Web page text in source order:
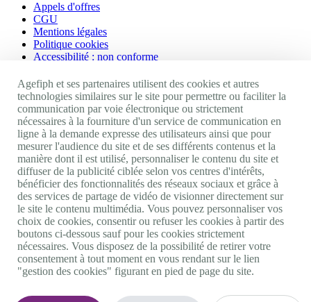
Appels d'offres
CGU
Mentions légales
Politique cookies
Accessibilité : non conforme
Nos autres sites
Site portail Agefiph
Activateur de progrès
Handinnov
Innovation et recherche
Université du RRH
Service AppuiPro
Nous suivre
Youtube
Linkedin
Facebook
Twitter
0 800 11 10 09Services & appel gratuitsDe 9h à 18h.
Agefiph et ses partenaires utilisent des cookies et autres
technologies similaires sur le site pour permettre ou faciliter la
communication par voie électronique ou strictement
nécessaires à la fourniture d'un service de communication en
ligne à la demande expresse des utilisateurs ainsi que pour
mesurer l'audience du site et de ses différents contenus et la
manière dont il est utilisé, personnaliser le contenu du site et
diffuser de la publicité ciblée selon vos centres d'intérêts,
bénéficier des fonctionnalités des réseaux sociaux et grâce à
des services de partage de vidéo de visionner directement sur
le site le contenu multimédia. Vous pouvez personnaliser vos
choix de cookies, consentir ou refuser les cookies à partir des
boutons ci-dessous sauf pour les cookies strictement
nécessaires. Vous disposez de la possibilité de retirer votre
consentement à tout moment en vous rendant sur le lien
"gestion des cookies" figurant en pied de page du site.